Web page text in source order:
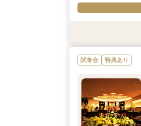
8/11(火)
試食会 特典あり